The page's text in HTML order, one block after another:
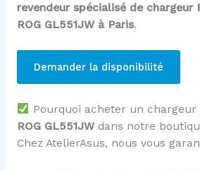
revendeur spécialisé de chargeur
ROG GL551JW à Paris.
Demander la disponibilité
Pourquoi acheter un chargeur
ROG GL551JWdans notre
Chez AtelierAsus, nous vous